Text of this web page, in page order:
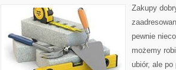
Zakupy
pewnie
możemy
ubiór, ale po